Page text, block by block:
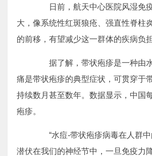
日前，航天中心医院风湿免疫
大，像系统性红斑狼疮、强直性脊柱
的前移，有望减少这一群体的疾病负
据了解，带状疱疹是一种由水
痛是带状疱疹的典型症状，可贯穿于
持续数月甚至数年。数据显示，中国
疱疹。
“水痘-带状疱疹病毒在人群中
潜伏在我们的神经节中，一旦免疫力